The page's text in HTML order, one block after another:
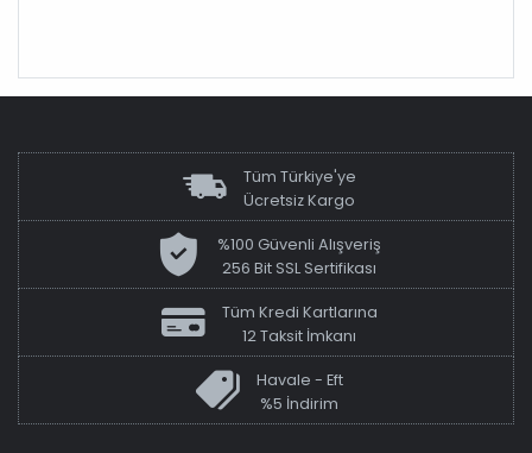
Tüm Türkiye'ye
Ücretsiz Kargo
%100 Güvenli Alışveriş
256 Bit SSL Sertifikası
Tüm Kredi Kartlarına
12 Taksit İmkanı
Havale - Eft
%5 İndirim